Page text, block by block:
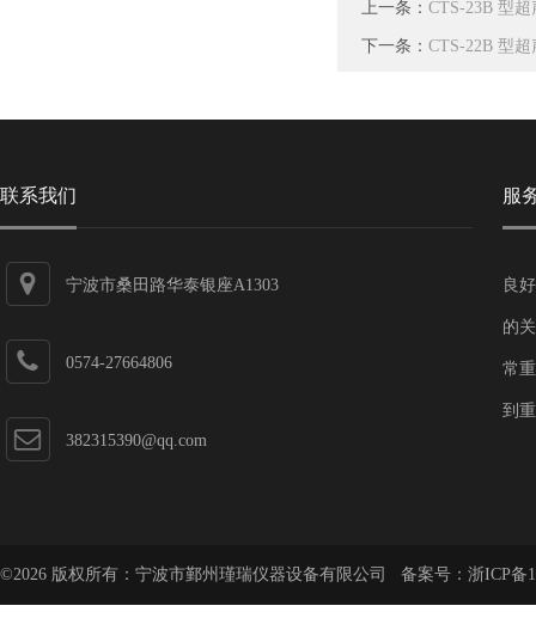
上一条： CTS-23B 型
下一条： CTS-22B 型
联系我们
宁波市桑田路华泰银座A1303
0574-27664806
382315390@qq.com
服
良
的
常
到
©2026 版权所有：宁波市鄞州瑾瑞仪器设备有限公司 备案号： 浙ICP备